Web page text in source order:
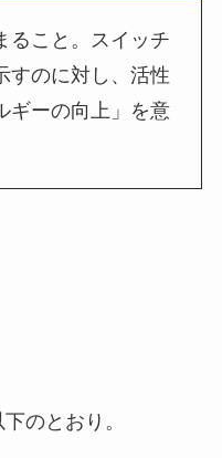
ること。スイッチ
すのに対し、活性
ギーの向上」を意
のとおり。